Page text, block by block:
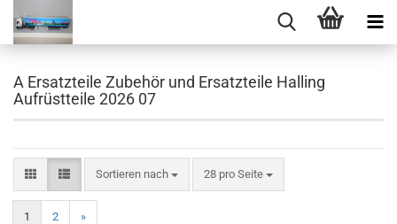
A Ersatzteile Zubehör und Ersatzteile Halling
Aufrüstteile 2026 07
Sortieren nach
Sortieren nach 28 pro Seite
pro Seite
1 2 »